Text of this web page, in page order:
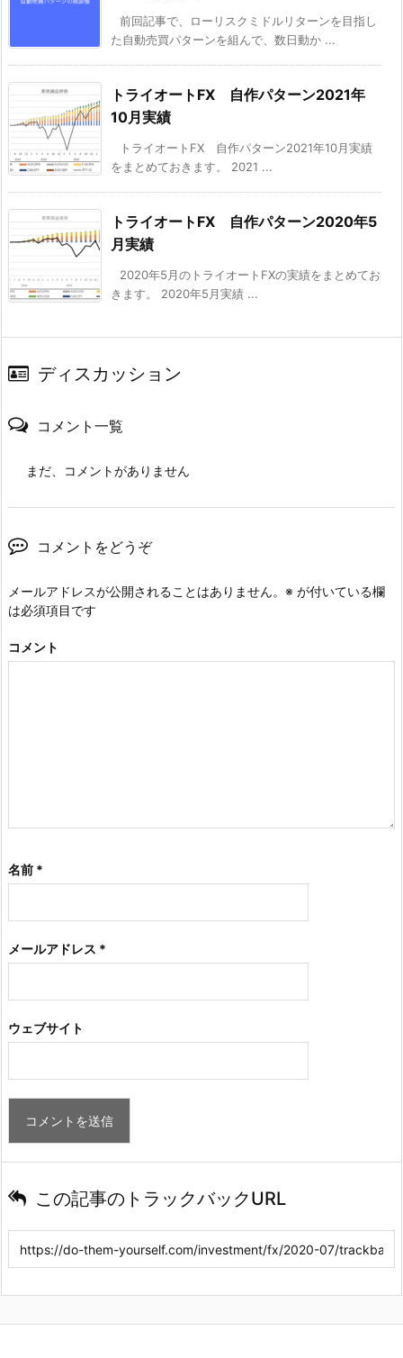
前回記事で、ローリスクミドルリターンを目指し
た自動売買パターンを組んで、数日動か ...
トライオートFX 自作パターン2021年
10月実績
トライオートFX 自作パターン2021年10月実績
をまとめておきます。 2021 ...
トライオートFX 自作パターン2020年5
月実績
2020年5月のトライオートFXの実績をまとめてお
きます。 2020年5月実績 ...
ディスカッション
コメント一覧
まだ、コメントがありません
コメントをどうぞ
メールアドレスが公開されることはありません。 ※ が付いている欄
は必須項目です
コメント
名前 *
メールアドレス *
ウェブサイト
この記事のトラックバックURL